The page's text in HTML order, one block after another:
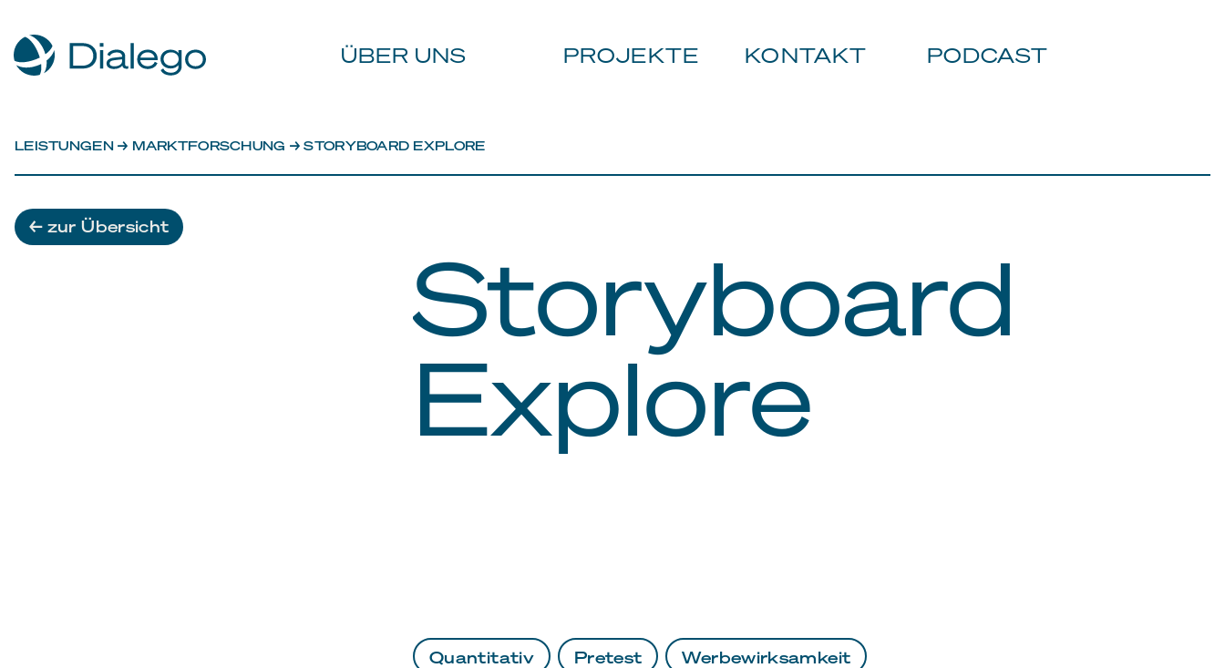
ÜBER UNS PROJEKTE KONTAKT PODCAST
LEISTUNGEN→ MARKTFORSCHUNG → STORYBOARD EXPLORE
← zur Übersicht
Storyboard
Explore
Quantitativ Pretest Werbewirksamkeit